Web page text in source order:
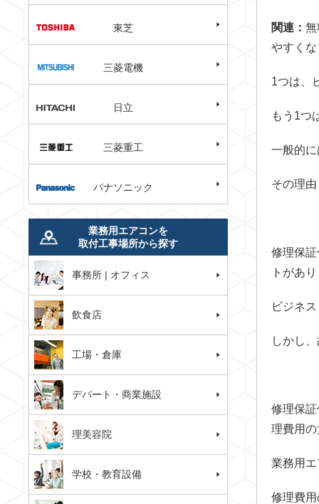
関連： 無
やすく
1つは、
もう1つ
一般的
その理
修理保
トがあ
ビジネ
しかし
修理保
理費用
業務用
修理費
東芝
三菱電機
日立
三菱重工
パナソニック
業務用エアコンを
取付工事場所から探す
事務所 | オフィス
飲食店
工場・倉庫
デパート・商業施設
理美容院
学校・教育設備